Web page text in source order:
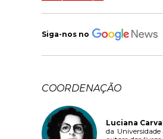
Siga-nos no
COORDENAÇÃO
Luciana
da